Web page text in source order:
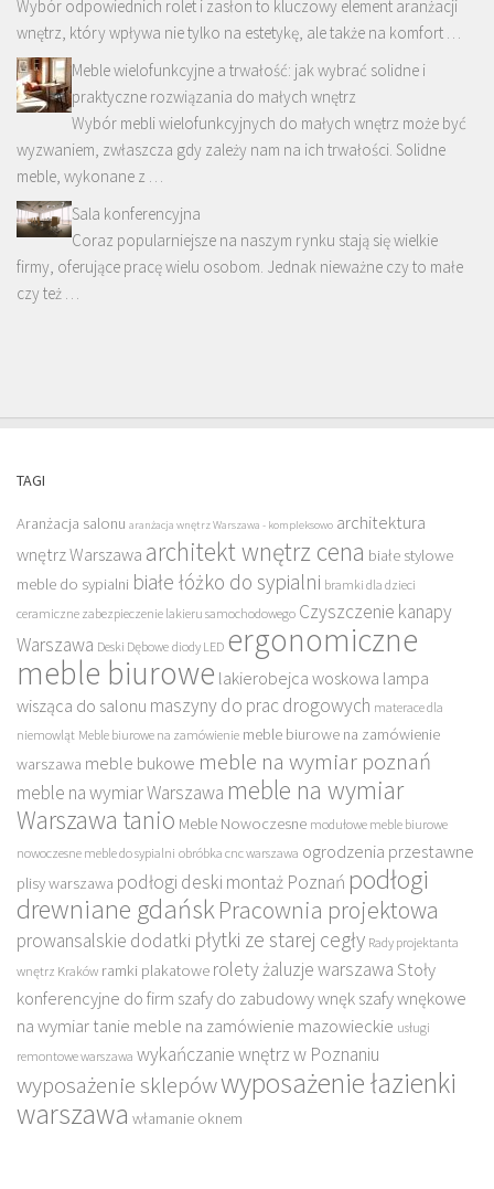
Wybór odpowiednich rolet i zasłon to kluczowy element aranżacji
wnętrz, który wpływa nie tylko na estetykę, ale także na komfort …
Meble wielofunkcyjne a trwałość: jak wybrać solidne i
praktyczne rozwiązania do małych wnętrz
Wybór mebli wielofunkcyjnych do małych wnętrz może być
wyzwaniem, zwłaszcza gdy zależy nam na ich trwałości. Solidne
meble, wykonane z …
Sala konferencyjna
Coraz popularniejsze na naszym rynku stają się wielkie
firmy, oferujące pracę wielu osobom. Jednak nieważne czy to małe
czy też …
TAGI
Aranżacja salonu aranżacja wnętrz Warszawa - kompleksowo architektura
wnętrz Warszawa architekt wnętrz cena białe stylowe
meble do sypialni białe łóżko do sypialni bramki dla dzieci
ceramiczne zabezpieczenie lakieru samochodowego Czyszczenie kanapy
Warszawa Deski Dębowe diody LED ergonomiczne
meble biurowe lakierobejca woskowa lampa
wisząca do salonu maszyny do prac drogowych materace dla
niemowląt Meble biurowe na zamówienie meble biurowe na zamówienie
warszawa meble bukowe meble na wymiar poznań
meble na wymiar Warszawa meble na wymiar
Warszawa tanio Meble Nowoczesne modułowe meble biurowe
nowoczesne meble do sypialni obróbka cnc warszawa ogrodzenia przestawne
plisy warszawa podłogi deski montaż Poznań podłogi
drewniane gdańskPracownia projektowa
prowansalskie dodatki płytki ze starej cegły Rady projektanta
wnętrz Kraków ramki plakatowe rolety żaluzje warszawa Stoły
konferencyjne do firm szafy do zabudowy wnęk szafy wnękowe
na wymiar tanie meble na zamówienie mazowieckie usługi
remontowe warszawa wykańczanie wnętrz w Poznaniu
wyposażenie sklepówwyposażenie łazienki
warszawa włamanie oknem